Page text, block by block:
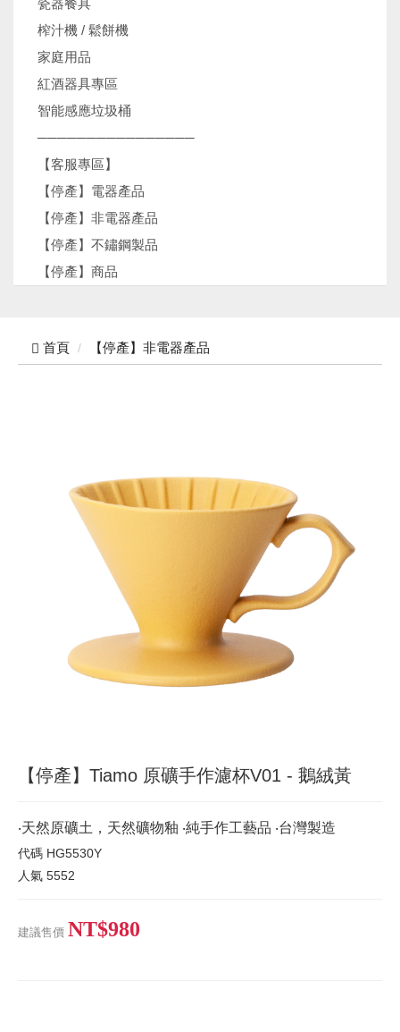
瓷器餐具
榨汁機 / 鬆餅機
家庭用品
紅酒器具專區
智能感應垃圾桶
────────────────
【客服專區】
【停產】電器產品
【停產】非電器產品
【停產】不鏽鋼製品
【停產】商品
首頁 【停產】非電器產品
【停產】Tiamo 原礦手作濾杯V01 - 鵝絨黃
‧天然原礦土，天然礦物釉 ‧純手作工藝品 ‧台灣製造
代碼 HG5530Y
人氣 5552
建議售價 NT$980